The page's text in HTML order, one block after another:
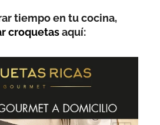
tiempo en tu cocina,
croquetas aquí: